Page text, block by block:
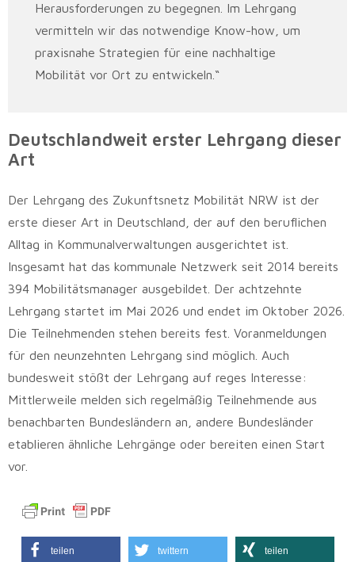
Herausforderungen zu begegnen. Im Lehrgang
vermitteln wir das notwendige Know-how, um
praxisnahe Strategien für eine nachhaltige
Mobilität vor Ort zu entwickeln.“
Deutschlandweit erster Lehrgang dieser
Art
Der Lehrgang des Zukunftsnetz Mobilität NRW ist der
erste dieser Art in Deutschland, der auf den beruflichen
Alltag in Kommunalverwaltungen ausgerichtet ist.
Insgesamt hat das kommunale Netzwerk seit 2014 bereits
394 Mobilitätsmanager ausgebildet. Der achtzehnte
Lehrgang startet im Mai 2026 und endet im Oktober 2026.
Die Teilnehmenden stehen bereits fest. Voranmeldungen
für den neunzehnten Lehrgang sind möglich. Auch
bundesweit stößt der Lehrgang auf reges Interesse:
Mittlerweile melden sich regelmäßig Teilnehmende aus
benachbarten Bundesländern an, andere Bundesländer
etablieren ähnliche Lehrgänge oder bereiten einen Start
vor.
teilen twittern teilen